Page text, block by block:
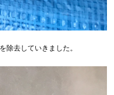
除去していきました。